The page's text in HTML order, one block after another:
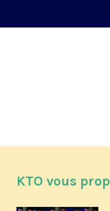
KTO vous